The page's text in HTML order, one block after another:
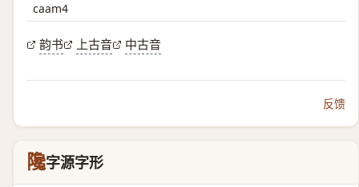
caam4
韵书 上古音 中古音
反馈
䧯字源字形